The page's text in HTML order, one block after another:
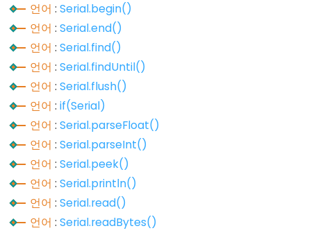
String.reserve()
String.setCharAt()
String.startsWith()
String.substring()
String.toCharArray()
String.toFloat()
String.toInt()
String.toLowerCase()
String.toUpperCase()
String.trim()
언어 :Serial.begin()
언어 :Serial.end()
언어 :Serial.find()
언어 :Serial.findUntil()
언어 :Serial.flush()
언어 :if(Serial)
언어 :Serial.parseFloat()
언어 :Serial.parseInt()
언어 :Serial.peek()
언어 :Serial.println()
언어 :Serial.read()
언어 :Serial.readBytes()